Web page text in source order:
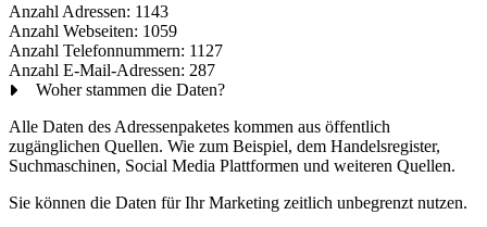
Anzahl Adressen: 1143
Anzahl Webseiten: 1059
Anzahl Telefonnummern: 1127
Anzahl E-Mail-Adressen: 287
Woher stammen die Daten?
Alle Daten des Adressenpaketes kommen aus öffentlich
zugänglichen Quellen. Wie zum Beispiel, dem Handelsregister,
Suchmaschinen, Social Media Plattformen und weiteren Quellen.
Sie können die Daten für Ihr Marketing zeitlich unbegrenzt nutzen.